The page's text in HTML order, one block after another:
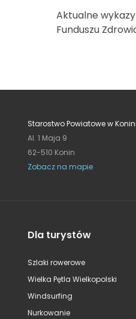
Aktualne
Funduszu
Starostwo Powiatowe w
Al. 1 Maja 9
62-510 Konin
Zobacz na mapie
Dla turystów
Szlaki rowerowe
Wielka Pętla Wielkopolski
Windsurfing
Nurkowanie